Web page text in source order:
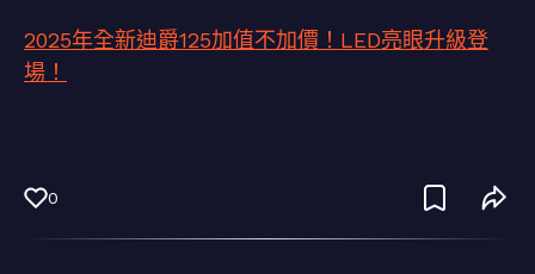
2025年全新迪爵125加值不加價！LED亮眼升級登
場！
0